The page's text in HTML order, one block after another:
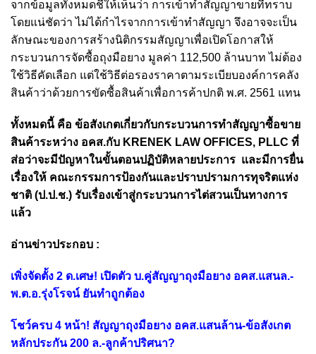
จากข้อมูลทั้งหมดชี้ให้เห็นว่า การเข้าทำสัญญาขายที่ทราบ
โดยแน่ชัดว่า ไม่ได้กำไรจากการเข้าทำสัญญา จึงอาจจะเป็น
ลักษณะของการสร้างนิติกรรมสัญญาเพื่อเปิดโอกาสให้
กระบวนการจัดซื้อถุงมือยาง มูลค่า 112,500 ล้านบาท ไม่ต้อง
ใช้วิธีคัดเลือก แต่ใช้วิธีต่อรองราคาตามระเบียบองค์การคลัง
สินค้าว่าด้วยการขัดซื้อสินค้าเพื่อการค้าปกติ พ.ศ. 2561 แทน
ทั้งหมดนี้ คือ ข้อสังเกตเกี่ยวกับกระบวนการทำสัญญาซื้อขาย
สินค้าระหว่าง อคส.กับ KRENEK LAW OFFICES, PLLC ที่
ส่อว่าจะมีปัญหาในขั้นตอนปฏิบัติหลายประการ และมีการยื่น
เรื่องให้ คณะกรรมการป้องกันและปราบปรามการทุจริตแห่ง
ชาติ (ป.ป.ช.) รับเรื่องเข้าสู่กระบวนการไต่สวนเป็นทางการ
แล้ว
อ่านข่าวประกอบ :
เพิ่งจัดตั้ง 2 ด.เศษ! เปิดตัว บ.คู่สัญญาถุงมือยาง อคส.แสนล.-
พ.ต.อ.รุ่งโรจน์ ยันทำถูกต้อง
โชว์ครบ 4 หน้า! สัญญาถุงมือยาง อคส.แสนล้าน-ข้อสังเกต
หลักประกัน 200 ล.-ลูกค้าปริศนา?